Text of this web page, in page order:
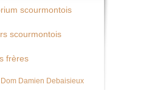
scourmontois
scourmontois
frères
Dom Damien Debaisieux